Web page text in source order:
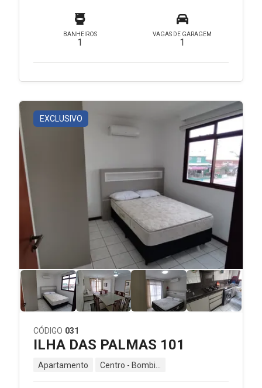
BANHEIROS
1
VAGAS DE GARAGEM
1
EXCLUSIVO
CÓDIGO 031
ILHA DAS PALMAS 101
Apartamento